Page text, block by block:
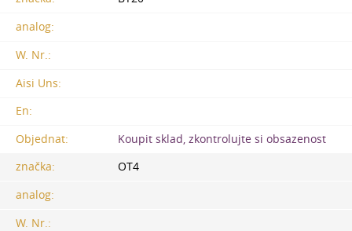
analog:
W. Nr.:
Aisi Uns:
En:
Objednat:
Koupit sklad, zkontrolujte si obsazenost
značka:
OT4
analog:
W. Nr.: